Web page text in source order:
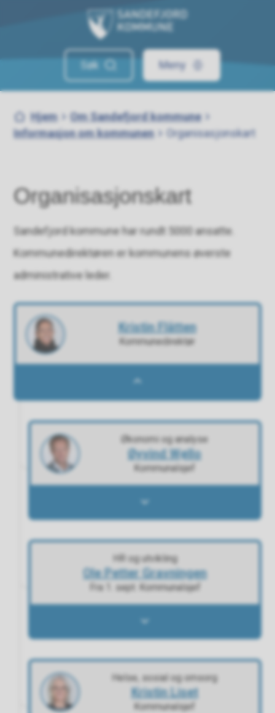
Sandefjord kommune
Søk Meny
Du er her:
Hjem
Om Sandefjord kommune
Informasjon om kommunen
Organisasjonskart
Organisasjonskart
Sandefjord kommune har rundt 5000 ansatte.
Kommunedirektøren er kommunens øverste
administrative leder.
Kristin Flåtten
Kommunedirektør
Økonomi og analyse
Øyvind Wøllo
Kommunalsjef
Øyvind Wøllo - Åpne
HR og utvikling
Ole Petter Gravningen
Fra 1. sept. Kommunalsjef
Ole Petter Gravningen - Åpne
Helse, sosial og omsorg
Kristin Liset
Kommunalsjef